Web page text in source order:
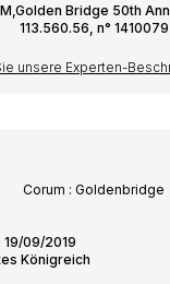
Bridge 50th
113.560.56, n° 1410079
unsere Experten-
Corum : Goldenbridge
19/09/2019
Königreich